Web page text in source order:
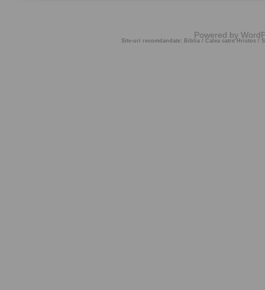
Site-uri recomdandate: Biblia / Calea catre Hristos /
Powered by